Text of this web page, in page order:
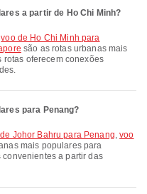
a partir de Ho Chi Minh?
voo de Ho Chi Minh para
são as rotas urbanas mais
rotas oferecem conexões
para Penang?
Johor Bahru para Penang,voo
mais populares para
convenientes a partir das